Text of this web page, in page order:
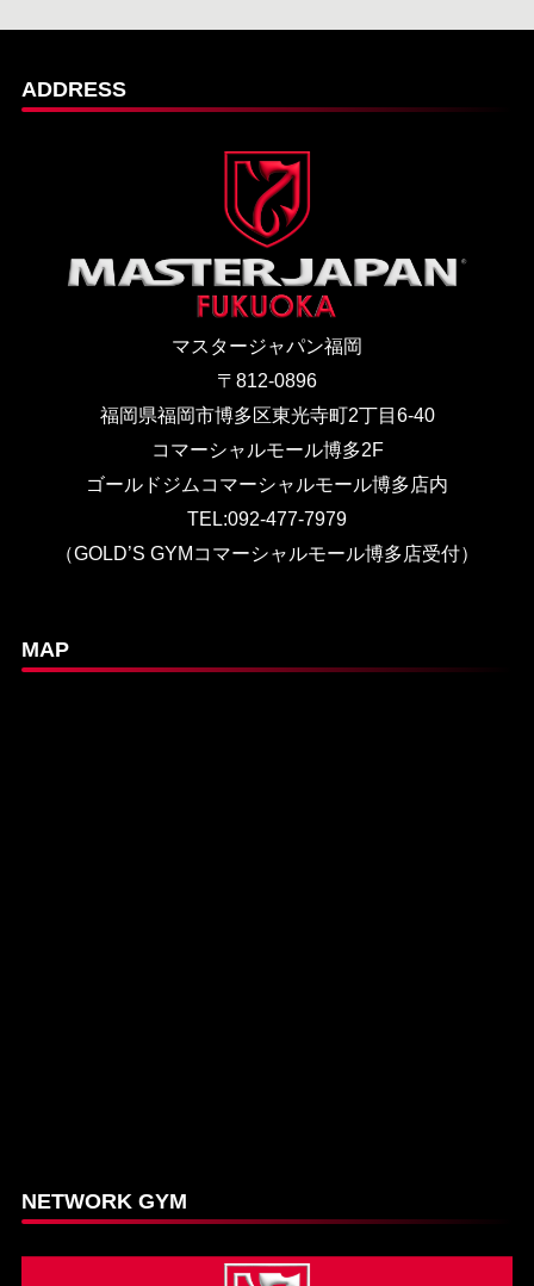
ADDRESS
マスタージャパン福岡
〒812-0896
福岡県福岡市博多区東光寺町2丁目6-40
コマーシャルモール博多2F
ゴールドジムコマーシャルモール博多店内
TEL:092-477-7979
（GOLD’S GYMコマーシャルモール博多店受付）
MAP
NETWORK GYM